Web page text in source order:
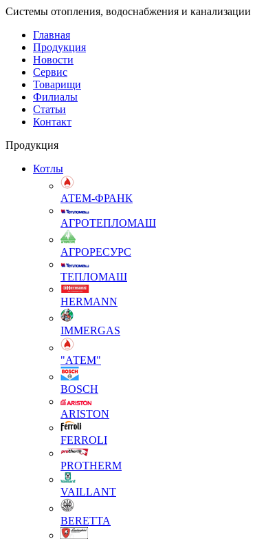
Системы отопления, водоснабжения и канализации
Главная
Продукция
Новости
Сервис
Товарищи
Филиалы
Статьи
Контакт
Продукция
Котлы
АТЕМ-ФРАНК
АГРОТЕПЛОМАШ
АГРОРЕСУРС
ТЕПЛОМАШ
HERMANN
IMMERGAS
"АТЕМ"
BOSCH
ARISTON
FERROLI
PROTHERM
VAILLANT
BERETTA